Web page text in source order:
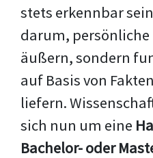
stets erkennbar
darum, persönliche
äußern, sondern
auf Basis von
liefern.
sich nun um eine
Bachelor- oder